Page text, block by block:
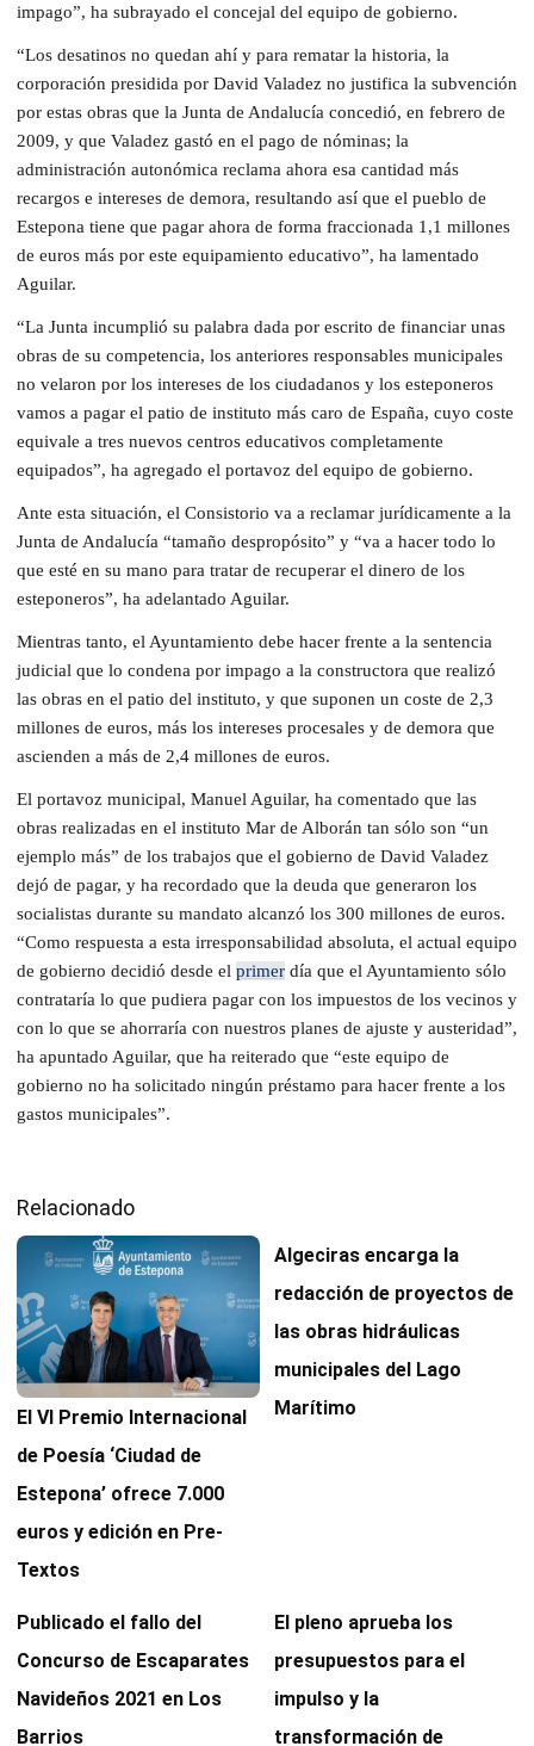
impago”, ha subrayado el concejal del equipo de gobierno.
“Los desatinos no quedan ahí y para rematar la historia, la
corporación presidida por David Valadez no justifica la subvención
por estas obras que la Junta de Andalucía concedió, en febrero de
2009, y que Valadez gastó en el pago de nóminas; la
administración autonómica reclama ahora esa cantidad más
recargos e intereses de demora, resultando así que el pueblo de
Estepona tiene que pagar ahora de forma fraccionada 1,1 millones
de euros más por este equipamiento educativo”, ha lamentado
Aguilar.
“La Junta incumplió su palabra dada por escrito de financiar unas
obras de su competencia, los anteriores responsables municipales
no velaron por los intereses de los ciudadanos y los esteponeros
vamos a pagar el patio de instituto más caro de España, cuyo coste
equivale a tres nuevos centros educativos completamente
equipados”, ha agregado el portavoz del equipo de gobierno.
Ante esta situación, el Consistorio va a reclamar jurídicamente a la
Junta de Andalucía “tamaño despropósito” y “va a hacer todo lo
que esté en su mano para tratar de recuperar el dinero de los
esteponeros”, ha adelantado Aguilar.
Mientras tanto, el Ayuntamiento debe hacer frente a la sentencia
judicial que lo condena por impago a la constructora que realizó
las obras en el patio del instituto, y que suponen un coste de 2,3
millones de euros, más los intereses procesales y de demora que
ascienden a más de 2,4 millones de euros.
El portavoz municipal, Manuel Aguilar, ha comentado que las
obras realizadas en el instituto Mar de Alborán tan sólo son “un
ejemplo más” de los trabajos que el gobierno de David Valadez
dejó de pagar, y ha recordado que la deuda que generaron los
socialistas durante su mandato alcanzó los 300 millones de euros.
“Como respuesta a esta irresponsabilidad absoluta, el actual equipo
de gobierno decidió desde el primer día que el Ayuntamiento sólo
contrataría lo que pudiera pagar con los impuestos de los vecinos y
con lo que se ahorraría con nuestros planes de ajuste y austeridad”,
ha apuntado Aguilar, que ha reiterado que “este equipo de
gobierno no ha solicitado ningún préstamo para hacer frente a los
gastos municipales”.
Relacionado
El VI Premio Internacional
de Poesía ‘Ciudad de
Estepona’ ofrece 7.000
euros y edición en Pre-
Textos
Algeciras encarga la
redacción de proyectos de
las obras hidráulicas
municipales del Lago
Marítimo
Publicado el fallo del
Concurso de Escaparates
Navideños 2021 en Los
Barrios
El pleno aprueba los
presupuestos para el
impulso y la
transformación de